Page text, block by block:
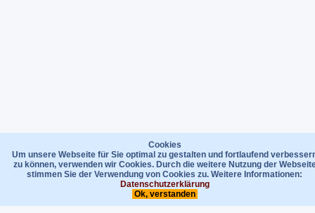
Cookies
Um unsere Webseite für Sie optimal zu gestalten und fortlaufend
zu können, verwenden wir Cookies. Durch die weitere Nutzung der
stimmen Sie der Verwendung von Cookies zu. Weitere Informationen:
Datenschutzerklärung
Ok, verstanden